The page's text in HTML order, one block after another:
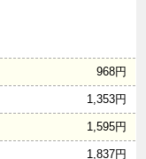
968円
1,353円
1,595円
1,837円